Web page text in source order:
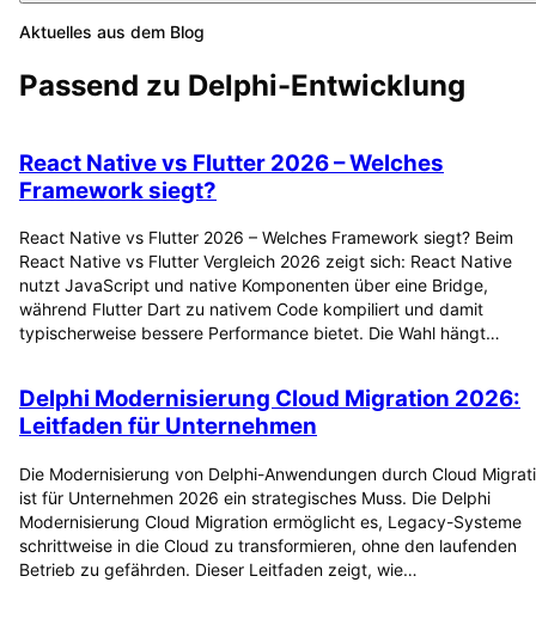
Aktuelles aus dem Blog
Passend zu Delphi-Entwicklung
React Native vs Flutter 2026 – Welches
Framework siegt?
React Native vs Flutter 2026 – Welches Framework siegt? Beim
React Native vs Flutter Vergleich 2026 zeigt sich: React Native
nutzt JavaScript und native Komponenten über eine Bridge,
während Flutter Dart zu nativem Code kompiliert und damit
typischerweise bessere Performance bietet. Die Wahl hängt…
Delphi Modernisierung Cloud Migration 2026:
Leitfaden für Unternehmen
Die Modernisierung von Delphi-Anwendungen durch Cloud
ist für Unternehmen 2026 ein strategisches Muss. Die Delphi
Modernisierung Cloud Migration ermöglicht es, Legacy-Systeme
schrittweise in die Cloud zu transformieren, ohne den laufenden
Betrieb zu gefährden. Dieser Leitfaden zeigt, wie…